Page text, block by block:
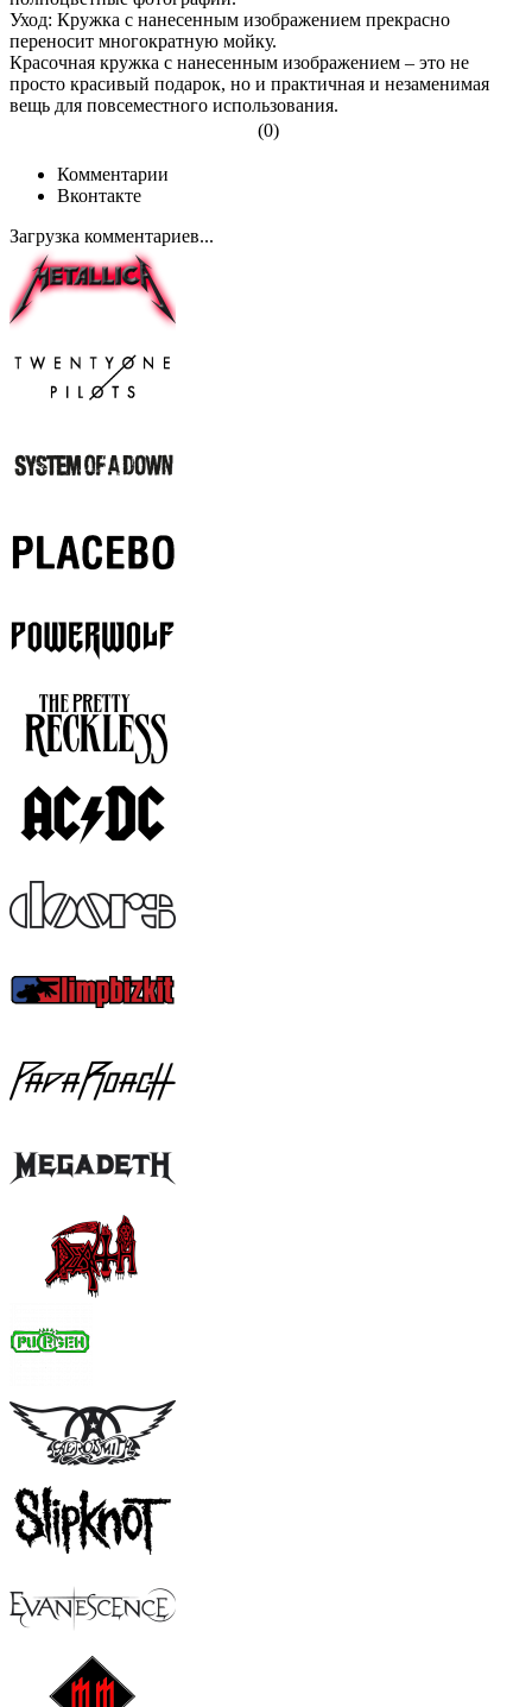
Уход: Кружка с нанесенным изображением прекрасно
переносит многократную мойку.
Красочная кружка с нанесенным изображением – это не
просто красивый подарок, но и практичная и незаменимая
вещь для повсеместного использования.
(0)
Комментарии
Вконтакте
Загрузка комментариев...